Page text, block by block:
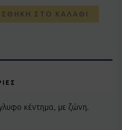
ΣΤΟ ΚΑΛΆΘΙ
κέντημα, με ζώνη.